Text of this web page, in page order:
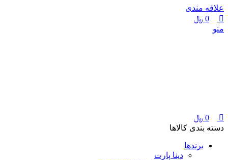
علاقه مندی
0 ﷼
منو
0 ﷼
دسته بندی کالاها
برندها
دینا پارت